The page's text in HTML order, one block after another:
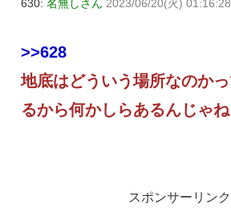
630: 名無しさん 2023/06/20(火)
>>628
地底はどういう場所なのか
るから何かしらあるんじゃね
スポンサーリンク